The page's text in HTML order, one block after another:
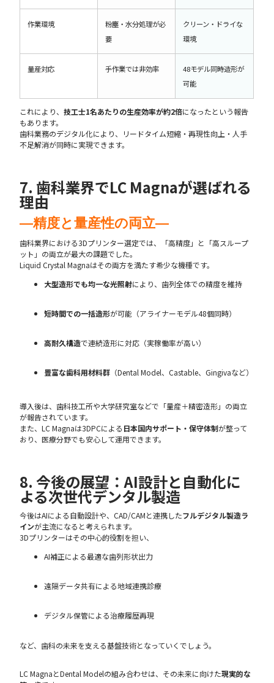
作業環境
粉塵・水分処理が必
要
クリーン・ドライな
環境
量産対応 手作業では非効率
48モデル同時造形が
可能
これにより、技工士1名あたりの生産効率が約2倍になったという報告
もあります。
歯科業務のデジタル化により、リードタイム短縮・再現性向上・人手
不足解消が同時に実現できます。
7. 歯科業界でLC Magnaが選ばれる
理由
―精度と量産性の両立―
歯科業界における3Dプリンター選定では、「高精度」と「高スループ
ット」の両立が最大の課題でした。
Liquid Crystal Magnaはその両方を満たす希少な機種です。
大型造形でも均一な光照射により、歯列全体での精度を維持
短時間での一括造形が可能（アライナーモデル48個同時）
高耐久構造で連続造形に対応（実稼働率が高い）
豊富な歯科用材料群 （Dental Model、Castable、Gingivaなど）
導入後は、歯科技工所や大学研究室などで「量産＋精密造形」の両立
が報告されています。
また、LC Magnaは3DPCによる 日本国内サポート・保守体制が整って
おり、医療分野でも安心して運用できます。
8. 今後の展望：AI設計と自動化に
よる次世代デンタル製造
今後はAIによる自動設計や、CAD/CAMと連携したフルデジタル製造ラ
インが主流になると考えられます。
3Dプリンターはその中心的役割を担い、
AI補正による最適な歯列形状出力
遠隔データ共有による地域連携診療
デジタル保管による治療履歴再現
など、歯科の未来を支える基盤技術となっていくでしょう。
LC MagnaとDental Modelの組み合わせは、その未来に向けた現実的な